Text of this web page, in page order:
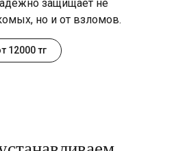
защищает не
но и от взломов.
12000 тг